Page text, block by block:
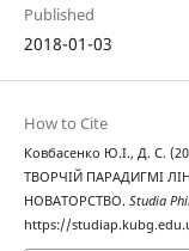
Published
2018-01-03
How to Cite
Ковбасенко Ю.І., Д. С.
ТВОРЧІЙ ПАРАДИГМІ
НОВАТОРСТВО. Studia
https://